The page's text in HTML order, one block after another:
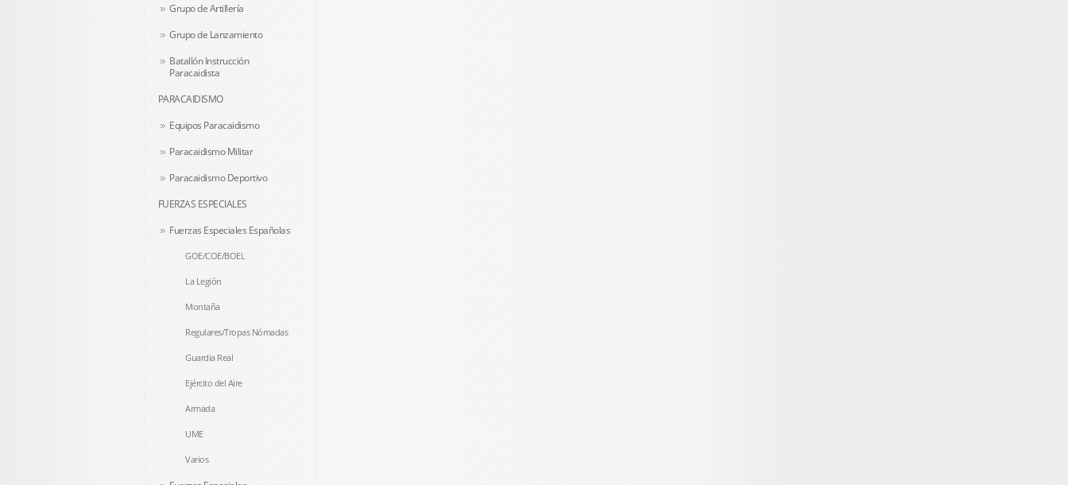
Grupo de Artillería
Grupo de Lanzamiento
Batallón Instrucción
Paracaidista
PARACAIDISMO
Equipos Paracaidismo
Paracaidismo Militar
Paracaidismo Deportivo
FUERZAS ESPECIALES
Fuerzas Especiales Españolas
GOE/COE/BOEL
La Legión
Montaña
Regulares/Tropas Nómadas
Guardia Real
Ejército del Aire
Armada
UME
Varios